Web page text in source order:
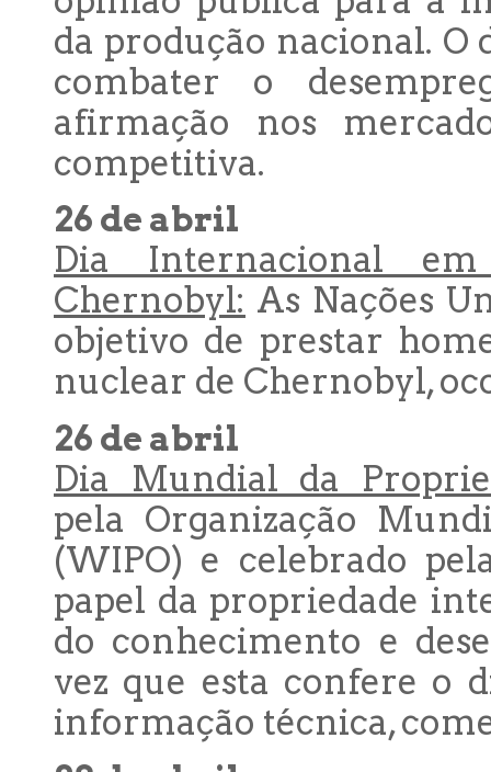
da produção nacional.
combater o
afirmação nos
competitiva.
26 de abril
Dia Internacional
Chernobyl: As Nações
objetivo de prestar
nuclear de Chernobyl,
26 de abril
Dia Mundial da
pela Organização
(WIPO) e celebrado
papel da propriedade
do conhecimento e
vez que esta confere o
informação técnica,